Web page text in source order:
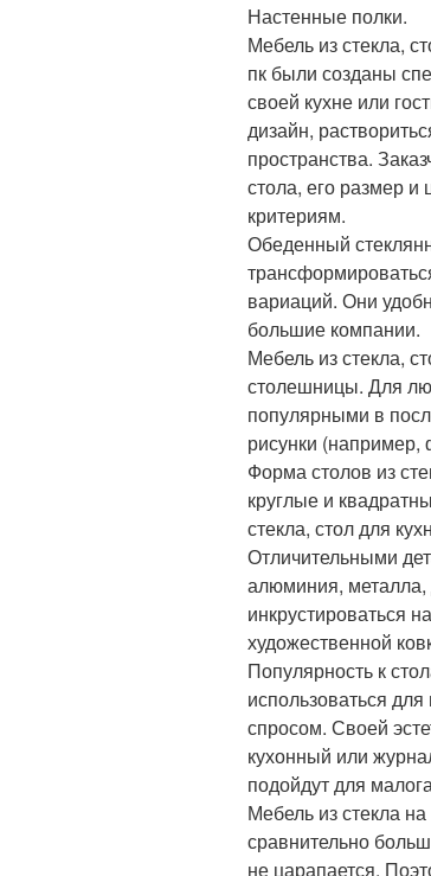
Настенные полки.
Мебель из стекла,
пк были созданы
своей кухне или
дизайн,
пространства.
стола, его размер и
критериям.
Обеденный
вариаций. Они
большие компании.
Мебель из стекла,
столешницы. Для
популярными в
рисунки (например,
Форма столов из
круглые и
стекла, стол для
Отличительными
алюминия,
инкрустироваться
художественной
Популярность к
использоваться
спросом. Своей
кухонный или
подойдут для
Мебель из стекла
сравнительно
не царапается.